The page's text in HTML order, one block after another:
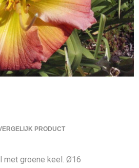
PRODUCT
met groene keel. Ø16